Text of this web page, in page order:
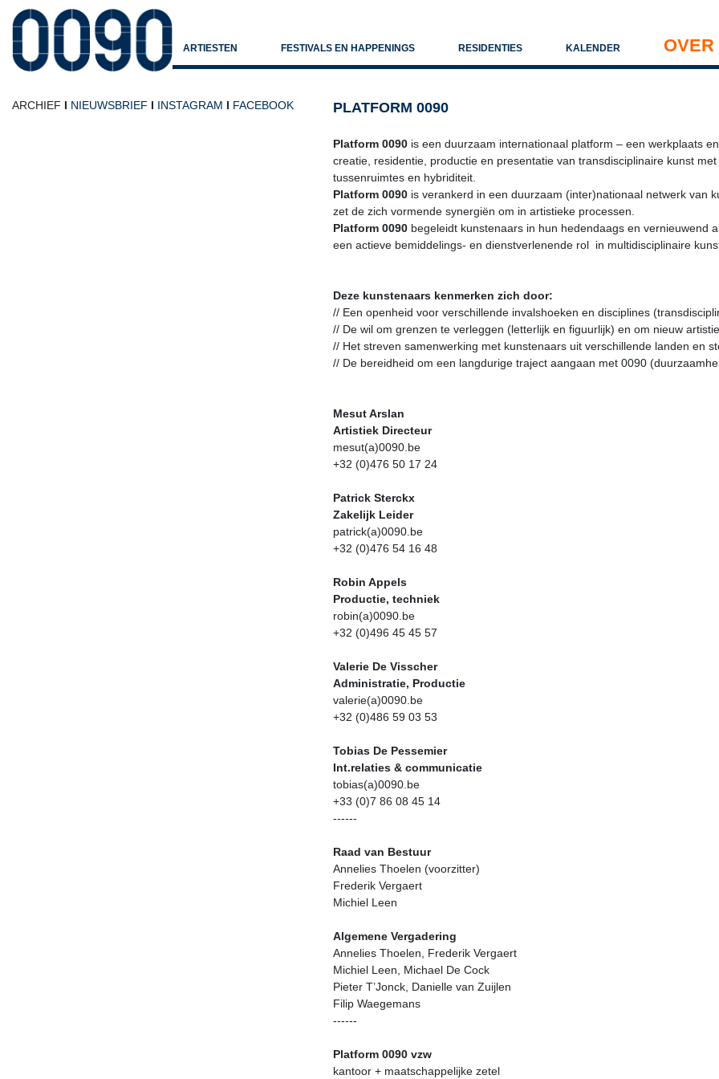
ARTIESTEN FESTIVALS EN HAPPENINGS RESIDENTIES KALENDER OVER
ARCHIEF I NIEUWSBRIEF I INSTAGRAM I FACEBOOK PLATFORM 0090
Platform 0090 is een duurzaam internationaal platform – een werkplaats
creatie, residentie, productie en presentatie van transdisciplinaire kunst
tussenruimtes en hybriditeit.
Platform 0090 is verankerd in een duurzaam (inter)nationaal netwerk van
zet de zich vormende synergiën om in artistieke processen.
Platform 0090 begeleidt kunstenaars in hun hedendaags en vernieuwend
een actieve bemiddelings- en dienstverlenende rol in multidisciplinaire
Deze kunstenaars kenmerken zich door:
// Een openheid voor verschillende invalshoeken en disciplines
// De wil om grenzen te verleggen (letterlijk en figuurlijk) en om nieuw
// Het streven samenwerking met kunstenaars uit verschillende landen en
// De bereidheid om een langdurige traject aangaan met 0090
Mesut Arslan
Artistiek Directeur
mesut(a)0090.be
+32 (0)476 50 17 24
Patrick Sterckx
Zakelijk Leider
patrick(a)0090.be
+32 (0)476 54 16 48
Robin Appels
Productie, techniek
robin(a)0090.be
+32 (0)496 45 45 57
Valerie De Visscher
Administratie, Productie
valerie(a)0090.be
+32 (0)486 59 03 53
Tobias De Pessemier
Int.relaties & communicatie
tobias(a)0090.be
+33 (0)7 86 08 45 14
------
Raad van Bestuur
Annelies Thoelen (voorzitter)
Frederik Vergaert
Michiel Leen
Algemene Vergadering
Annelies Thoelen, Frederik Vergaert
Michiel Leen, Michael De Cock
Pieter T’Jonck, Danielle van Zuijlen
Filip Waegemans
------
Platform 0090 vzw
kantoor + maatschappelijke zetel